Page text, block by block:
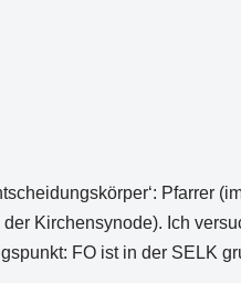
Pfarrer
Kirchensynode). Ich
FO ist in der SELK